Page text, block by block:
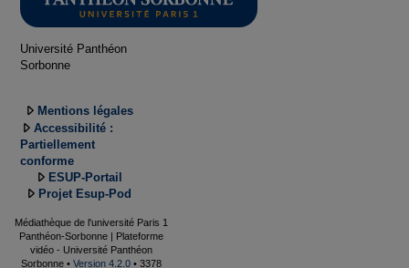
Université Panthéon
Sorbonne
Mentions légales
Accessibilité :
Partiellement
conforme
ESUP-Portail
Projet Esup-Pod
Médiathèque de l'université Paris 1
Panthéon-Sorbonne | Plateforme
vidéo - Université Panthéon
Sorbonne • Version 4.2.0 • 3378